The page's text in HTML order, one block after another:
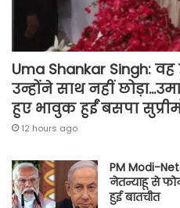
Uma Shankar Singh:
उन्होंने साथ नहीं
हुए भावुक हुईं बसपा
12 hours ago
PM Modi-
नेतन्याहू से
हुई बातचीत